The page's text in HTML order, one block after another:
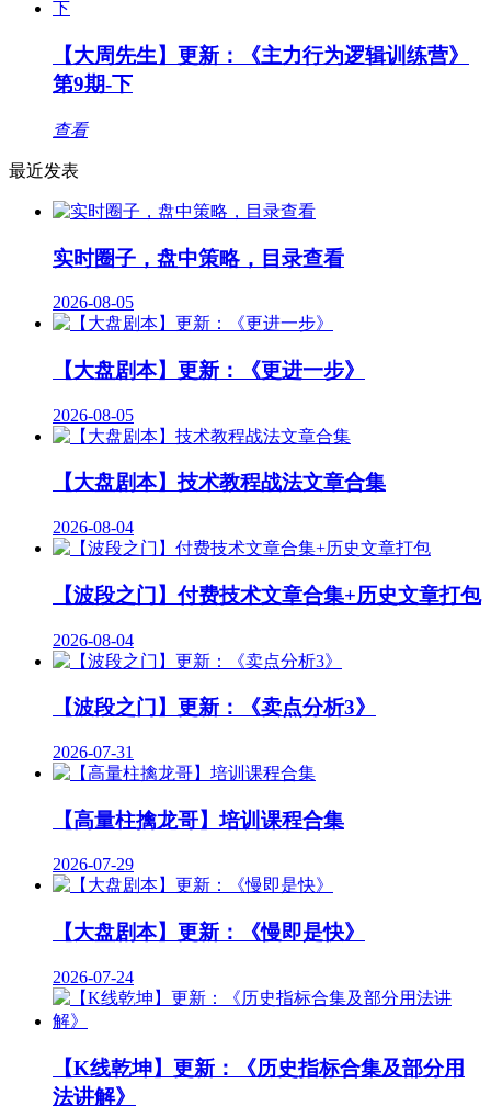
【大周先生】更新：《主力行为逻辑训练营》
第9期-下
查看
最近发表
实时圈子，盘中策略，目录查看
2026-08-05
【大盘剧本】更新：《更进一步》
2026-08-05
【大盘剧本】技术教程战法文章合集
2026-08-04
【波段之门】付费技术文章合集+历史文章打包
2026-08-04
【波段之门】更新：《卖点分析3》
2026-07-31
【高量柱擒龙哥】培训课程合集
2026-07-29
【大盘剧本】更新：《慢即是快》
2026-07-24
【K线乾坤】更新：《历史指标合集及部分用
法讲解》